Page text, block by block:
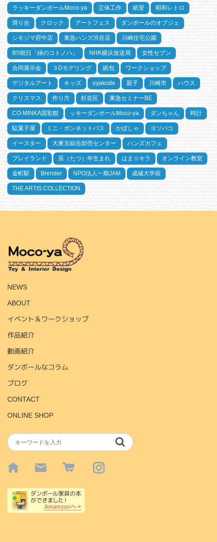
ラッキーダンボールMoco-ya 立体工作 紙管 昭和レトロ
滑り台 クロック アートフェス ダンボールのオブジェ
シモジマ府中店 東急ハンズ渋谷店 川崎住宅公園
BS朝日「緑のコトノハ」 NHK横浜放送局 女性セブン
合同展示会 ３Dモデリング 紙包 ワークショップ
デジタルアート キッズ oyakode 親子 川崎市 ハウス
クリスマス 作り方 杉並区 東急セミナーBE
CO-MINKA国彩館 ッキーダンボールMoco-ya ダンちゃん 時計
駄菓子屋 ミニ・ボンネットバス かぼしゃ ヨツバコ
イースター 大東京綜合卸売センター ハンズカフェ
プレイランド 辰（たつ）年生まれ はま☆キラ オンライン教室
金町駅 Brender NPO法人一期JAM 成城大学前
THE ARTIS COLLECTION
NEWS
ABOUT
イベント＆ワークショップ
作品紹介
動画紹介
ダンボールなコラム
ブログ
CONTACT
ONLINE SHOP